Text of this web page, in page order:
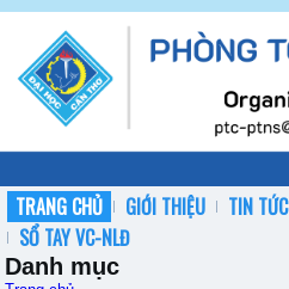
TRANG CHỦ GIỚI THIỆU TIN TỨC
SỔ TAY VC-NLĐ
Danh mục